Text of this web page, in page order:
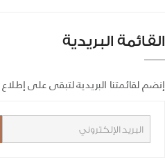
القائمة البريدية
إنضم لقائمتنا البريدية لتبقى على إطلاع